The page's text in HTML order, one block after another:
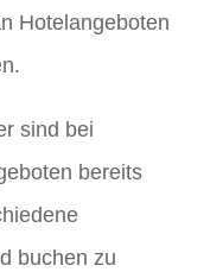
Hotelangeboten
sind bei
bereits
buchen zu